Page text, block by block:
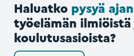
Haluatko pysyä
työelämän ilmiöistä
koulutusasioista?